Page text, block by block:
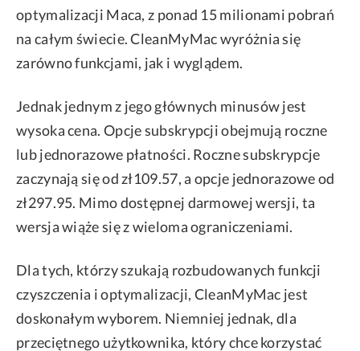
optymalizacji Maca, z ponad 15 milionami pobrań
na całym świecie. CleanMyMac wyróżnia się
zarówno funkcjami, jak i wyglądem.
Jednak jednym z jego głównych minusów jest
wysoka cena. Opcje subskrypcji obejmują roczne
lub jednorazowe płatności. Roczne subskrypcje
zaczynają się od zł109.57, a opcje jednorazowe od
zł297.95. Mimo dostępnej darmowej wersji, ta
wersja wiąże się z wieloma ograniczeniami.
Dla tych, którzy szukają rozbudowanych funkcji
czyszczenia i optymalizacji, CleanMyMac jest
doskonałym wyborem. Niemniej jednak, dla
przeciętnego użytkownika, który chce korzystać